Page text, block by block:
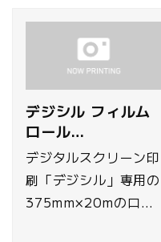
ることで露光や乾燥工
程が不要なため、スピ
ーディーな製版が可能
でコスト削減に貢献し
ます。
デジシル フィルム
ロール
375mm×20m
デジタルスクリーン印
刷「デジシル」専用の
375mm×20mのロー